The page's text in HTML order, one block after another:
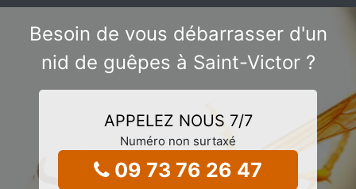
Besoin de vous débarrasser d'un
nid de guêpes à Saint-Victor ?
APPELEZ NOUS 7/7
Numéro non surtaxé
09 73 76 26 47